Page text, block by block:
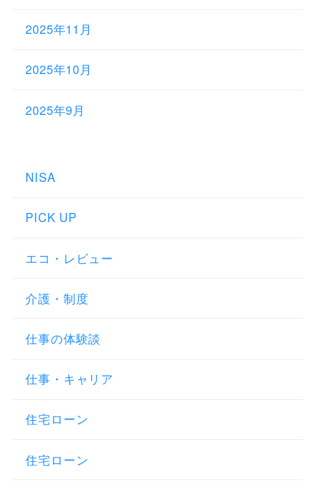
2025年11月
2025年10月
2025年9月
NISA
PICK UP
エコ・レビュー
介護・制度
仕事の体験談
仕事・キャリア
住宅ローン
住宅ローン